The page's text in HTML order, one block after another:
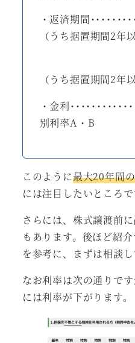
・返済期間･･･････
（うち据置期間2年以
（うち据置期間2年以
・金利･･････････
別利率A・B
このように最大20年間
には注目したいところで
さらには、株式譲渡前
もあります。後ほど紹
を参考に、まずは相談し
なお利率は次の通りで
には利率が下がります。